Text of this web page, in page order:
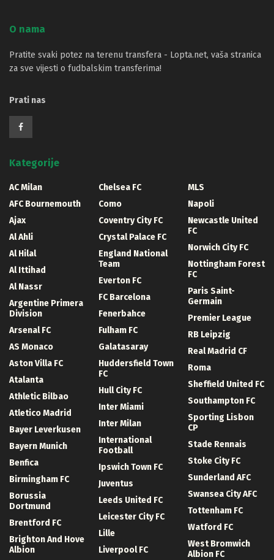
O nama
Pratite svaki potez na terenu transfera - Lopta.net, vaša stranica
za sve vijesti o fudbalskim transferima!
Prati nas
Kategorije
AC Milan
AFC Bournemouth
Ajax
Al Ahli
Al Hilal
Al Ittihad
Al Nassr
Argentine Primera
Division
Arsenal FC
AS Monaco
Aston Villa FC
Atalanta
Athletic Bilbao
Atletico Madrid
Bayer Leverkusen
Bayern Munich
Benfica
Birmingham FC
Borussia
Dortmund
Brentford FC
Brighton And Hove
Albion
Chelsea FC
Como
Coventry City FC
Crystal Palace FC
England National
Team
Everton FC
FC Barcelona
Fenerbahce
Fulham FC
Galatasaray
Huddersfield Town
FC
Hull City FC
Inter Miami
Inter Milan
International
Football
Ipswich Town FC
Juventus
Leeds United FC
Leicester City FC
Lille
Liverpool FC
MLS
Napoli
Newcastle United
FC
Norwich City FC
Nottingham Forest
FC
Paris Saint-
Germain
Premier League
RB Leipzig
Real Madrid CF
Roma
Sheffield United FC
Southampton FC
Sporting Lisbon
CP
Stade Rennais
Stoke City FC
Sunderland AFC
Swansea City AFC
Tottenham FC
Watford FC
West Bromwich
Albion FC